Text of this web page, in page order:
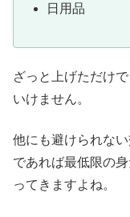
日用品
ざっと上げただけ
いけません。
他にも避けられな
であれば最低限の
ってきますよね。